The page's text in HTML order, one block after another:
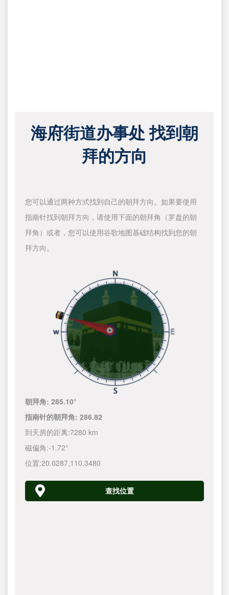
海府街道办事处 找到朝
拜的方向
您可以通过两种方式找到自己的朝拜方向。如果要使用
指南针找到朝拜方向，请使用下面的朝拜角（罗盘的朝
拜角）或者，您可以使用谷歌地图基础结构找到您的朝
拜方向。
朝拜角:285.10°
指南针的朝拜角:286.82
到天房的距离:7280 km
磁偏角:-1.72°
位置:20.0287,110.3480
查找位置